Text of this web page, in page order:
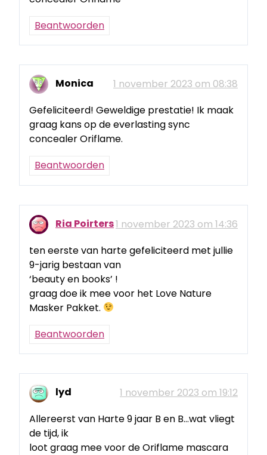
Beantwoorden
Monica
1 november 2023 om 08:38
Gefeliciteerd! Geweldige prestatie! Ik maak
graag kans op de everlasting sync
concealer Oriflame.
Beantwoorden
Ria Poirters1 november 2023 om 14:36
ten eerste van harte gefeliciteerd met jullie
9-jarig bestaan van
‘beauty en books’ !
graag doe ik mee voor het Love Nature
Masker Pakket.
Beantwoorden
lyd
1 november 2023 om 19:12
Allereerst van Harte 9 jaar B en B…wat vliegt
de tijd, ik
loot graag mee voor de Oriflame mascara